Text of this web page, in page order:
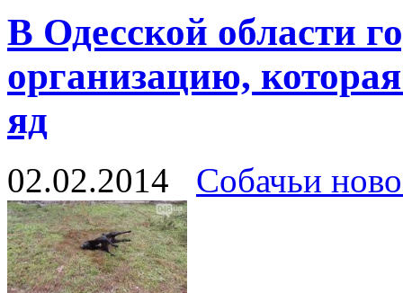
В Одесской области
организацию,
яд
02.02.2014 Собачьи